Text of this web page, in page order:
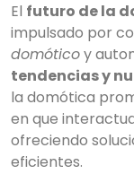
El futuro de la
impulsado por
domóticoy
tendencias y
la domótica
en que
ofreciendo
eficientes.